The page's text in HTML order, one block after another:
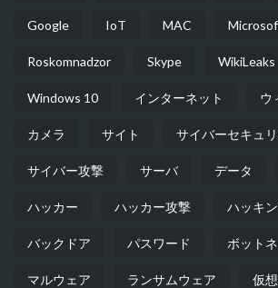
Google IoT MAC
Roskomnadzor Skype WikiLeaks
Windows 10 インターネット ウ
カメラ サイト サイバーセキュ
サイバー攻撃 サーバ データ
ハッカー ハッカー攻撃 ハッキ
バックドア パスワード ボット
マルウェア ランサムウェア 仮